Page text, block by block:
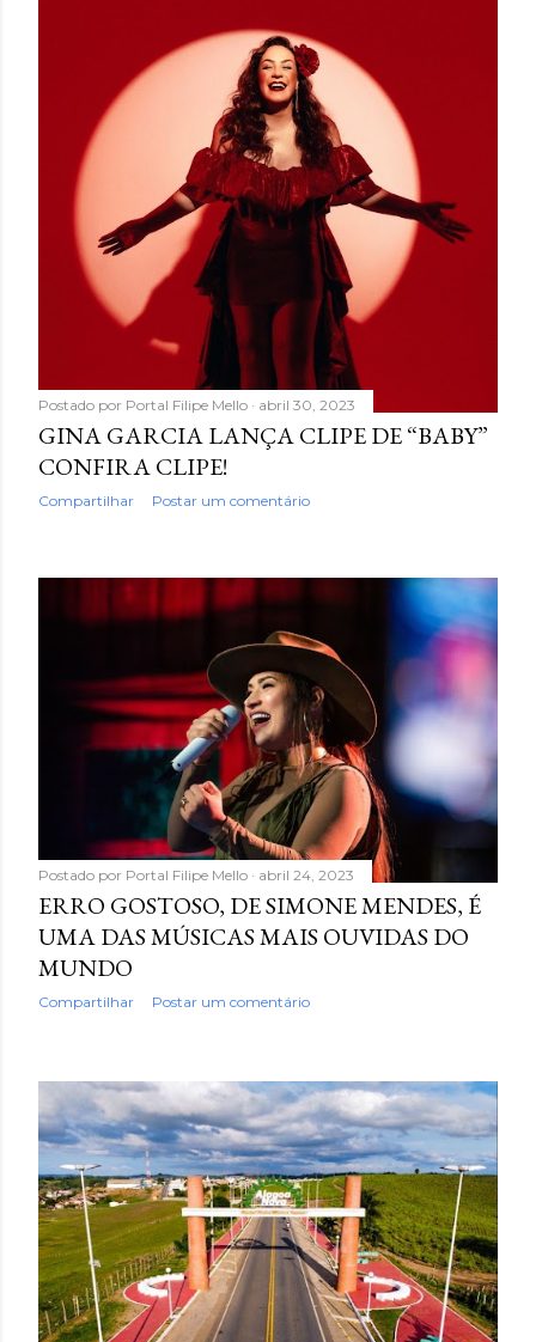
Postado por Portal Filipe Mello abril 30, 2023
GINA GARCIA LANÇA CLIPE DE “BABY”
CONFIRA CLIPE!
Compartilhar Postar um comentário
Postado por Portal Filipe Mello abril 24, 2023
ERRO GOSTOSO, DE SIMONE MENDES, É
UMA DAS MÚSICAS MAIS OUVIDAS DO
MUNDO
Compartilhar Postar um comentário